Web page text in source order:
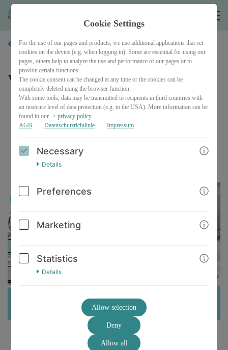
BACK
Wichtel-Plotterei
Cookie Settings
For the use of our pages and products, we use additional applications that set
cookies on the device (e.g. when logging in). Some are essential for using our
pages, others help to analyze the use and performance of our pages or to
provide certain functions.
The cookie consent can be changed at any time or the cookies can be
completely deleted using the browser function.
With some tools, data may be transmitted to recipients in third countries with
an insecure level of data protection (e.g. to the USA). More information can be
found in our ->privacy policy
AGB
Datenschutzrichtlinie Impressum
Necessary
Details
Preferences
Marketing
Statistics
Details
Allow selection
Deny
Allow all